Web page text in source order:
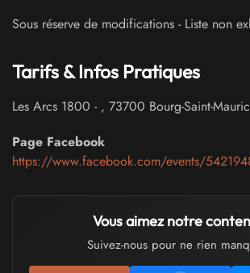
Sous réserve de modifications - Liste non
Tarifs & Infos Pratiques
Les Arcs 1800 - , 73700 Bourg-Saint-
Page Facebook
https://www.facebook.com/events/
Vous aimez notre
Suivez-nous pour ne rien